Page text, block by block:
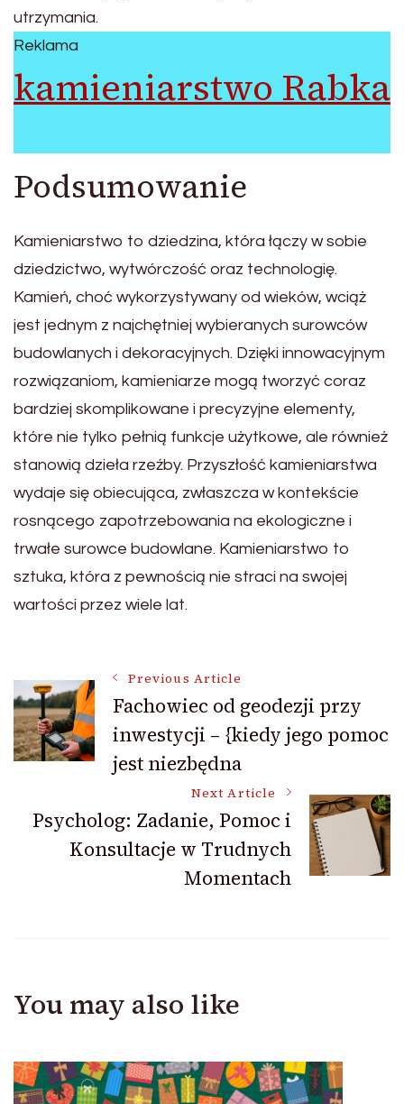
utrzymania.
Reklama
kamieniarstwo Rabka
Podsumowanie
Kamieniarstwo to dziedzina, która łączy w sobie
dziedzictwo, wytwórczość oraz technologię.
Kamień, choć wykorzystywany od wieków, wciąż
jest jednym z najchętniej wybieranych surowców
budowlanych i dekoracyjnych. Dzięki innowacyjnym
rozwiązaniom, kamieniarze mogą tworzyć coraz
bardziej skomplikowane i precyzyjne elementy,
które nie tylko pełnią funkcje użytkowe, ale również
stanowią dzieła rzeźby. Przyszłość kamieniarstwa
wydaje się obiecująca, zwłaszcza w kontekście
rosnącego zapotrzebowania na ekologiczne i
trwałe surowce budowlane. Kamieniarstwo to
sztuka, która z pewnością nie straci na swojej
wartości przez wiele lat.
Post
Navigation
Previous Article
Fachowiec od geodezji przy
inwestycji – {kiedy jego pomoc
jest niezbędna
Next Article
Psycholog: Zadanie, Pomoc i
Konsultacje w Trudnych
Momentach
You may also like